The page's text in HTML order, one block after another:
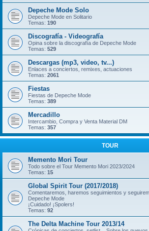
Depeche Mode Solo
Depeche Mode en Solitario
Temas: 190
Discografía - Videografía
Opina sobre la discografía de Depeche Mode
Temas: 529
Descargas (mp3, video, tv...)
Enlaces a conciertos, remixes, actuaciones
Temas: 2061
Fiestas
Fiestas de Depeche Mode
Temas: 389
Mercadillo
Intercambio, Compra y Venta Material DM
Temas: 357
TOUR
Memento Mori Tour
Todo sobre el Tour Memento Mori 2023/2024
Temas: 15
Global Spirit Tour (2017/2018)
Comentaremos, haremos seguimientos y
Depeche Mode
¡Cuidado! ¡Spolers!
Temas: 92
The Delta Machine Tour 2013/14